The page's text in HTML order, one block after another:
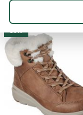
12 resultaten:
30%